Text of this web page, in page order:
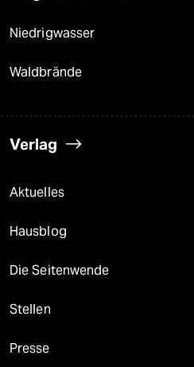
Niedrigwasser
Waldbrände
Verlag
Aktuelles
Hausblog
Die Seitenwende
Stellen
Presse